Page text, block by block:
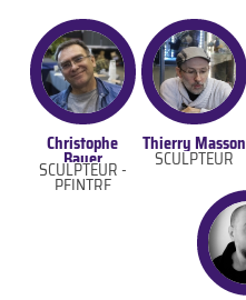
Christophe
Bauer
SCULPTEUR -
PEINTRE
Thierry Masson
SCULPTEUR